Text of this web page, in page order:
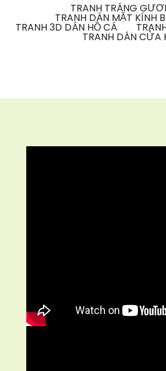
TRANH TRÁNG
TRANH DÁN MẶT KÍNH
TRANH 3D DÁN HỒ CÁ
TRANH DÁN CỬA